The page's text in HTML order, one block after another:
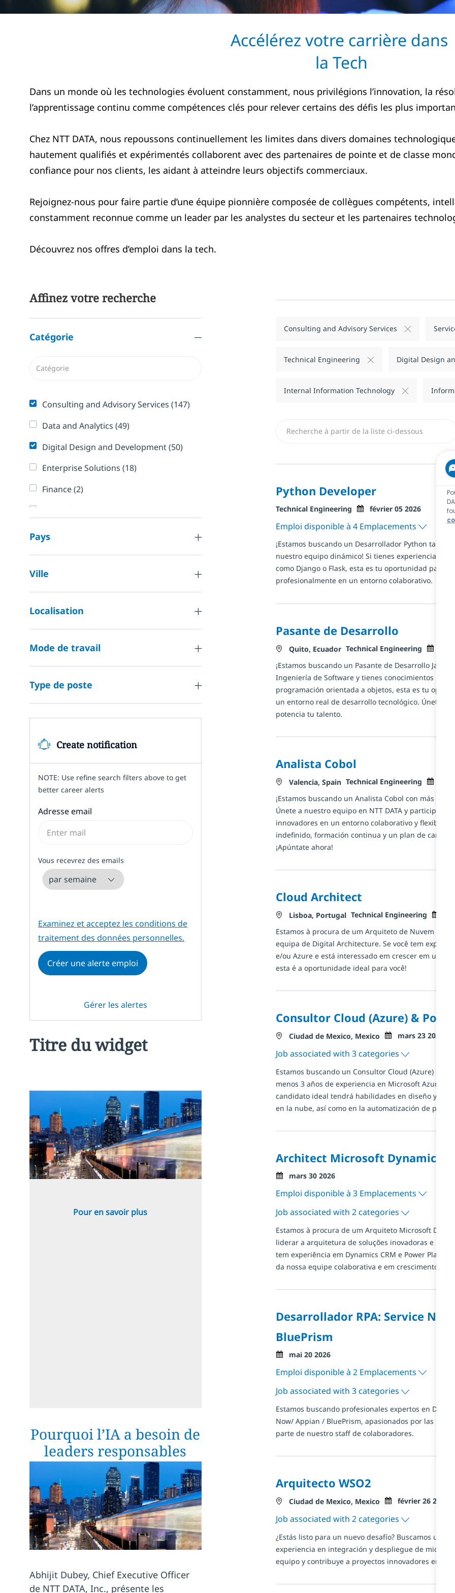
Accélérez votre carrière dans
la Tech
Dans un monde où les technologies évoluent constamment, nous privilégions l’innovation, la
l’apprentissage continu comme compétences clés pour relever certains des défis les plus
Chez NTT DATA, nous repoussons continuellement les limites dans divers domaines
hautement qualifiés et expérimentés collaborent avec des partenaires de pointe et de classe
confiance pour nos clients, les aidant à atteindre leurs objectifs commerciaux.
Rejoignez-nous pour faire partie d’une équipe pionnière composée de collègues compétents,
constamment reconnue comme un leader par les analystes du secteur et les partenaires
Découvrez nos offres d’emploi dans la tech.
Affinez votre recherche
Catégorie
Catégorie
Consulting and Advisory Services (147)Emplois
Data and Analytics (49)Emplois
Digital Design and Development(50)Emplois
Enterprise Solutions (18)Emplois
Finance(2)Emplois
General Business Management,
Information Security
Internal Information Technology(50)
Logistics and Supply Chain
Marketing, Communications and
Creative Design
Other(108)Emplois
Project and Programme Management 6)Emplois
Service Delivery and Client Success
Services/Product Management 4)
Strategy and Planning
Technical Engineering
Pays
Ville
Localisation
Mode de travail
Type de poste
Create notification
NOTE: Use refine search filters above to get
better career alerts
Adresse email
Vous recevrez des emails
Required
Examinez et acceptez les conditions de
traitement des données personnelles.
Créer une alerte emploi
Gérer les alertes
Titre du widget
Pour en savoir plus
Pourquoi l’IA a besoin de
leaders responsables
Abhijit Dubey, Chief Executive Officer
de NTT DATA, Inc., présente les
Consulting and Advisory Services
Technical Engineering Digital Design
Internal Information Technology
Python Developer
Catégorie
Technical Engineering Posted Date
février 05 2026
Emploi disponible à 4 Emplacements
¡Estamos buscando un Desarrollador Python
nuestro equipo dinámico! Si tienes experiencia en
como Django o Flask, esta es tu oportunidad para
profesionalmente en un entorno colaborativo.
Pasante de Desarrollo
Localisation
Quito, Ecuador Catégorie
Technical Engineering Posted
¡Estamos buscando un Pasante de Desarrollo Java!
Ingeniería de Software y tienes conocimientos
programación orientada a objetos, esta es tu
un entorno real de desarrollo tecnológico. Únete a
potencia tu talento.
Analista Cobol
Localisation
Valencia, Spain Catégorie
Technical Engineering Posted
¡Estamos buscando un Analista Cobol con más de 5
Únete a nuestro equipo en NTT DATA y participa en
innovadores en un entorno colaborativo y flexible.
indefinido, formación continua y un plan de carrera
¡Apúntate ahora!
Cloud Architect
Localisation
Lisboa, Portugal Catégorie
Technical Engineering Posted
Estamos à procura de um Arquiteto de Nuvem para
equipa de Digital Architecture. Se você tem
e/ou Azure e está interessado em crescer em um
esta é a oportunidade ideal para você!
Consultor Cloud (Azure) &
Localisation
Ciudad de Mexico, Mexico Posted Date
mars 23 2026
Job associated with 3 categories
Estamos buscando un Consultor Cloud (Azure) &
menos 3 años de experiencia en Microsoft Azure y
candidato ideal tendrá habilidades en diseño y
en la nube, así como en la automatización de
Architect Microsoft Dynamics
Posted Date
mars 30 2026
Emploi disponible à 3 Emplacements
Job associated with 2 categories
Estamos à procura de um Arquiteto Microsoft
liderar a arquitetura de soluções inovadoras e
tem experiência em Dynamics CRM e Power
da nossa equipe colaborativa e em crescimento!
Desarrollador RPA: Service
BluePrism
Posted Date
mai 20 2026
Emploi disponible à 2 Emplacements
Job associated with 3 categories
Estamos buscando profesionales expertos en
Now/ Appian / BluePrism, apasionados por las
parte de nuestro staff de colaboradores.
Arquitecto WSO2
Localisation
Ciudad de Mexico, Mexico Posted Date
février 26 2026
Job associated with 2 categories
¿Estás listo para un nuevo desafío? Buscamos un
experiencia en integración y despliegue de
equipo y contribuye a proyectos innovadores en un